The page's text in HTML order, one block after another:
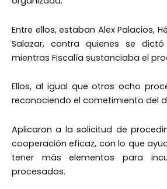
Entre ellos, estaban Alex Palacios,
Salazar, contra quienes se dictó
mientras Fiscalía sustanciaba el
Ellos, al igual que otros ocho
reconociendo el cometimiento del
Aplicaron a la solicitud de
cooperación eficaz, con lo que
tener más elementos para
procesados.